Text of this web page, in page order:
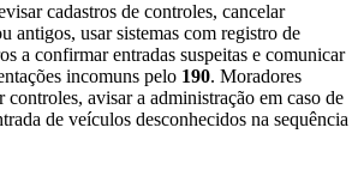
cadastros de controles, cancelar
antigos, usar sistemas com registro de
a confirmar entradas suspeitas e comunicar
incomuns pelo 190. Moradores
controles, avisar a administração em caso de
de veículos desconhecidos na sequência